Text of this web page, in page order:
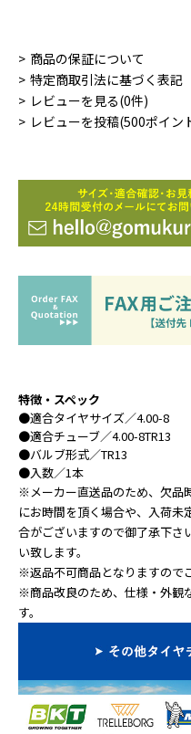
商品の保証について
特定商取引法に基づく表記
レビューを見る(0件)
レビューを投稿(500ポイン
特徴・スペック
●適合タイヤサイズ／4.00-8
●適合チューブ／4.00-8TR13
●バルブ形式／TR13
●入数／1本
※メーカー直送品のため、欠品
にお時間を頂く場合や、入荷
合がございますので御了承下さ
い致します。
※返品不可商品となりますので
※商品改良のため、仕様・外観
す。